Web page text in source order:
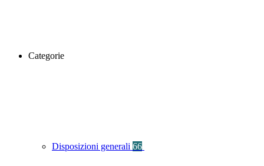
Categorie
Disposizioni generali 66